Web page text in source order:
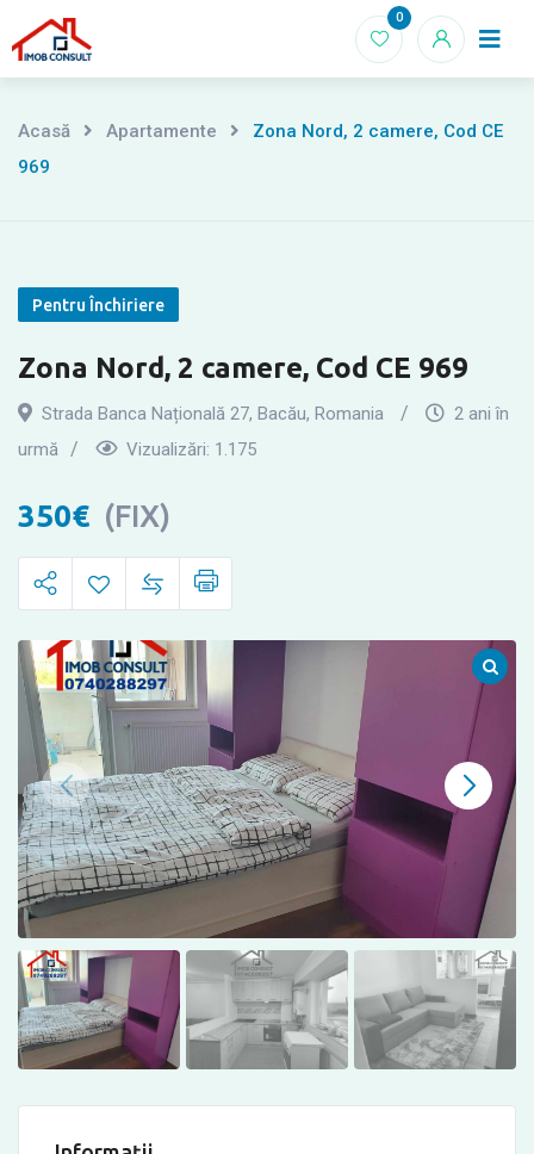
la
Acasă
0
Acasă Apartamente
Zona Nord, 2 camere, Cod CE
969
Pentru Închiriere
Zona Nord, 2 camere, Cod CE 969
Strada Banca Națională 27, Bacău, Romania
2 ani în
urmă
Vizualizări: 1.175
350€ (FIX)